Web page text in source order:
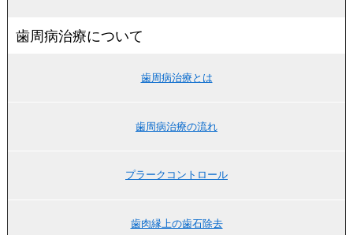
歯周病治療について
歯周病治療とは
歯周病治療の流れ
プラークコントロール
歯肉縁上の歯石除去